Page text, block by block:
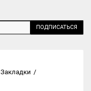
ПОДПИСАТЬСЯ
Закладки